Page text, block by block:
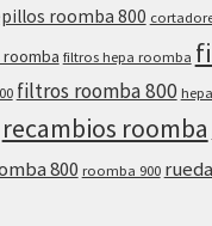
roomba 800
filtros hepa roomba
filtros roomba 800
recambios roomba
800 roomba 900